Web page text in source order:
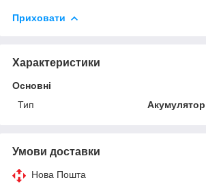
Приховати
Характеристики
Основні
Тип
Акумулятор
Умови доставки
Нова Пошта